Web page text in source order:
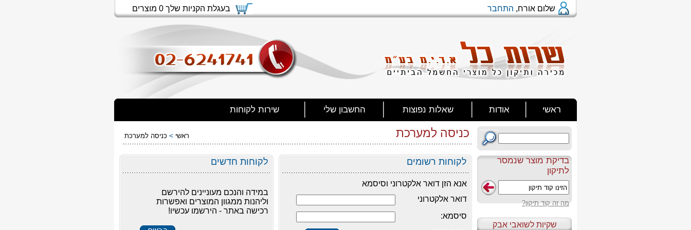
שלום אורח, התחבר בעגלת הקניות שלך 0 מוצרים
ראשי אודות שאלות נפוצות החשבון שלי שירות לקוחות
בדיקת מוצר שנמסר
לתיקון
מה זה קוד תיקון?
שקיות לשואבי אבק
כניסה למערכת ראשי > כניסה למערכת
לקוחות רשומים
אנא הזן דואר אלקטרוני וסיסמא
דואר אלקטרוני
סיסמא:
לקוחות חדשים
במידה והנכם מעוניינים להירשם
וליהנות ממגוון המוצרים ואפשרות
רכישה באתר - הירשמו עכשיו!